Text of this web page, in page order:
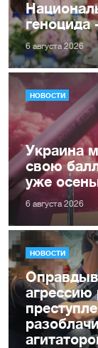
геноцида
6 августа 2026
НОВОСТИ
Украина
свою
уже
6 августа 2026
НОВОСТИ